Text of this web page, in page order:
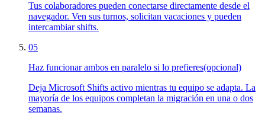
Tus colaboradores pueden conectarse directamente desde el
navegador. Ven sus turnos, solicitan vacaciones y pueden
intercambiar shifts.
05
Haz funcionar ambos en paralelo si lo prefieres(opcional)
Deja Microsoft Shifts activo mientras tu equipo se adapta. La
mayoría de los equipos completan la migración en una o dos
semanas.